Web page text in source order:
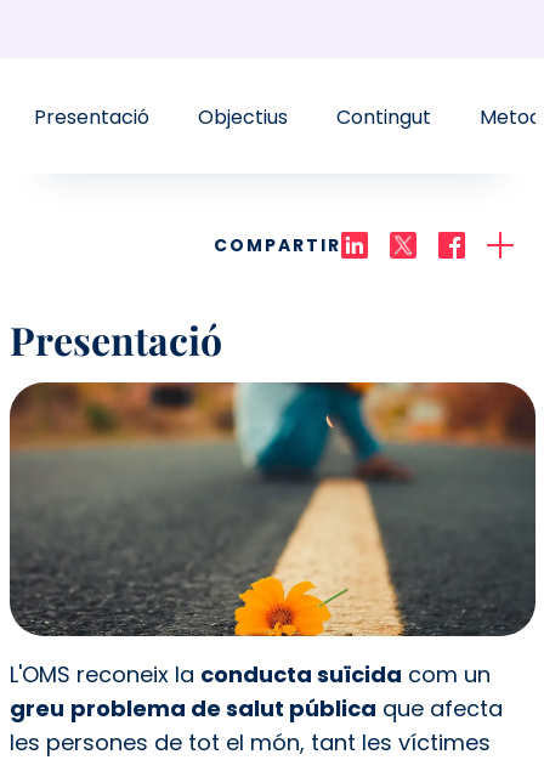
Presentació Objectius Contingut
COMPARTIR
Presentació
L'OMS reconeix la conducta suïcida com un
greu problema de salut pública que afecta
les persones de tot el món, tant les víctimes